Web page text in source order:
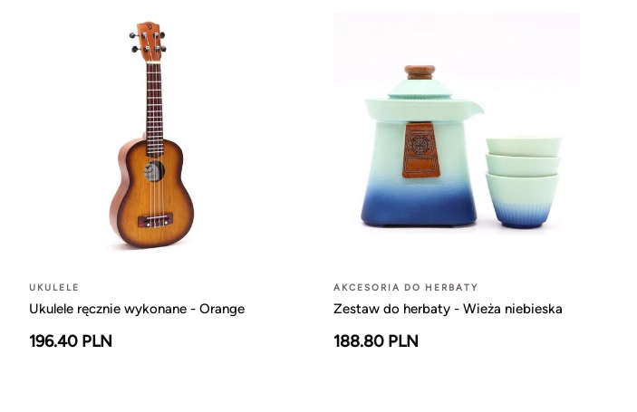
UKULELE
Ukulele ręcznie wykonane - Orange
196.40 PLN
AKCESORIA DO HERBATY
Zestaw do herbaty - Wieża niebieska
188.80 PLN